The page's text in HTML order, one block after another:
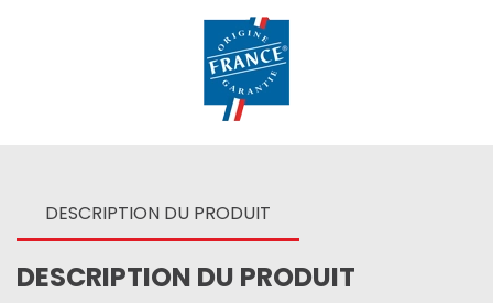
DESCRIPTION DU PRODUIT
DESCRIPTION DU PRODUIT